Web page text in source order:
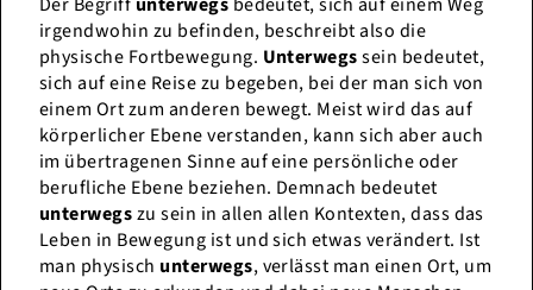
irgendwohin zu befinden, beschreibt also die
physische Fortbewegung. Unterwegssein bedeutet,
sich auf eine Reise zu begeben, bei der man sich von
einem Ort zum anderen bewegt. Meist wird das auf
körperlicher Ebene verstanden, kann sich aber auch
im übertragenen Sinne auf eine persönliche oder
berufliche Ebene beziehen. Demnach bedeutet
unterwegszu sein in allen allen Kontexten, dass das
Leben in Bewegung ist und sich etwas verändert. Ist
man physisch unterwegs, verlässt man einen Ort, um